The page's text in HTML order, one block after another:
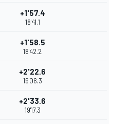
+1'57.4
18'41.1
+1'58.5
18'42.2
+2'22.6
19'06.3
+2'33.6
19'17.3